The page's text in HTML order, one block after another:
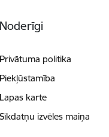
Noderīgi
Privātuma politika
Piekļūstamība
Lapas karte
Sīkdatņu izvēles maiņa